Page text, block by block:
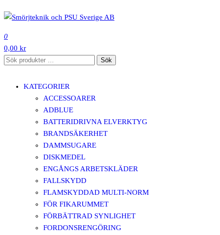
till
innehåll
0
0,00 kr
Sök
Sök
KATEGORIER
ACCESSOARER
ADBLUE
BATTERIDRIVNA ELVERKTYG
BRANDSÄKERHET
DAMMSUGARE
DISKMEDEL
ENGÅNGS ARBETSKLÄDER
FALLSKYDD
FLAMSKYDDAD MULTI-NORM
FÖR FIKARUMMET
FÖRBÄTTRAD SYNLIGHET
FORDONSRENGÖRING